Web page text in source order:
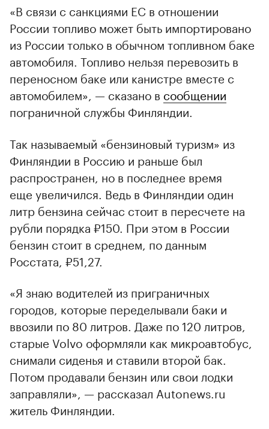
«В связи с санкциями ЕС в отношении
России топливо может быть импортировано
из России только в обычном топливном баке
автомобиля. Топливо нельзя перевозить в
переносном баке или канистре вместе с
автомобилем», — сказано в сообщении
пограничной службы Финляндии.
Так называемый «бензиновый туризм» из
Финляндии в Россию и раньше был
распространен, но в последнее время
еще увеличился. Ведь в Финляндии один
литр бензина сейчас стоит в пересчете на
рубли порядка ₽150. При этом в России
бензин стоит в среднем, по данным
Росстата, ₽51,27.
«Я знаю водителей из приграничных
городов, которые переделывали баки и
ввозили по 80 литров. Даже по 120 литров,
старые Volvo оформляли как микроавтобус,
снимали сиденья и ставили второй бак.
Потом продавали бензин или свои лодки
заправляли», — рассказал Autonews.ru
житель Финляндии.